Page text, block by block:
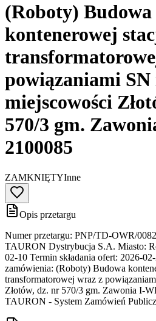
(Roboty) Budowa
kontenerowej
powiązaniami
miejscowości
570/3 gm.
2100085
ZAMKNIĘTYInne
Opis przetargu
Numer przetargu: PNP/TD-OWR/
TAURON Dystrybucja S.A. Miasto:
02-10 Termin składania ofert: 2026-
zamówienia: (Roboty) Budowa
transformatorowej wraz z
Złotów, dz. nr 570/3 gm. Zawonia I-
TAURON - System Zamówień